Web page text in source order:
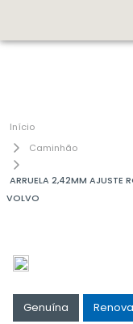
Caminhão
ARRUELA 2,42MM AJUSTE
VOLVO
Genuína